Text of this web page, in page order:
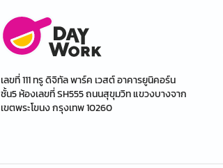
เลขที่ 111 ทรู ดิจิทัล พาร์ค เวสต์ อาคารยูนิคอร์น
ชั้น5 ห้องเลขที่ SH555 ถนนสุขุมวิท แขวงบางจาก
เขตพระโขนง กรุงเทพ 10260